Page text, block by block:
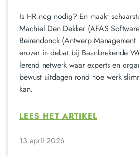
Is HR nog nodig? En maakt
Machiel Den Dekker (AFAS
Beirendonck (Antwerp
erover in debat bij Baanbrekende
lerend netwerk waar experts en
bewust uitdagen rond hoe werk
kan.
LEES HET ARTIKEL
13 april 2026